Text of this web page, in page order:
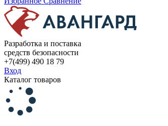
Разработка и поставка
средств безопасности
+7(499) 490 18 79
Вход
Каталог товаров